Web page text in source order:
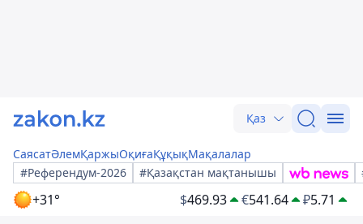
Қаз
СаясатӘлемҚаржыОқиғаҚұқықМақалалар
#Референдум-2026
#Қазақстан мақтанышы
+31° $469.93 €541.64 ₽5.71